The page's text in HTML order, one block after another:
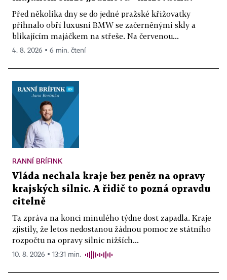
Před několika dny se do jedné pražské křižovatky
přihnalo obří luxusní BMW se začerněnými skly a
blikajícím majáčkem na střeše. Na červenou...
4. 8. 2026 ▪ 6 min. čtení
RANNÍ BRÍFINK
Vláda nechala kraje bez peněz na opravy
krajských silnic. A řidič to pozná opravdu
citelně
Ta zpráva na konci minulého týdne dost zapadla. Kraje
zjistily, že letos nedostanou žádnou pomoc ze státního
rozpočtu na opravy silnic nižších...
10. 8. 2026 ▪ 13:31 min.